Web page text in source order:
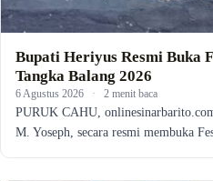
Bupati Heriyus Resmi Buka
Tangka Balang 2026
6 Agustus 2026 · 2 menit baca
PURUK CAHU,
M. Yoseph, secara resmi membuka